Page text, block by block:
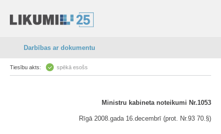
Darbības ar dokumentu
Tiesību akts: spēkā esošs
Ministru kabineta noteikumi Nr.1053
Rīgā 2008.gada 16.decembrī (prot. Nr.93 70.§)